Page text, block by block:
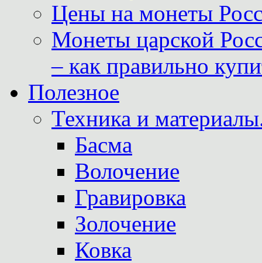
Цены на монеты
Монеты царской
– как правильно
Полезное
Техника и
Басма
Волочение
Гравировка
Золочение
Ковка